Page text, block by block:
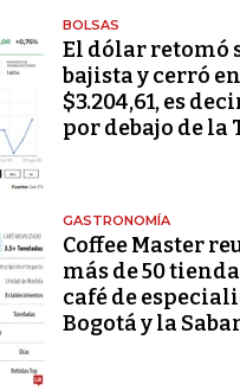
BOLSAS
El dólar retomó
bajista y cerró
$3.204,61, es
por debajo de la
GASTRONOMÍA
Coffee Master
más de 50
café de
Bogotá y la